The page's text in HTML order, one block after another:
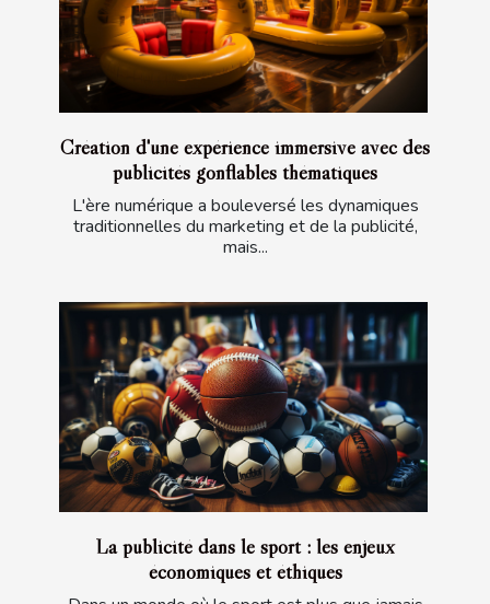
Création d'une expérience immersive avec des
publicités gonflables thématiques
L'ère numérique a bouleversé les dynamiques
traditionnelles du marketing et de la publicité,
mais...
La publicité dans le sport : les enjeux
économiques et éthiques